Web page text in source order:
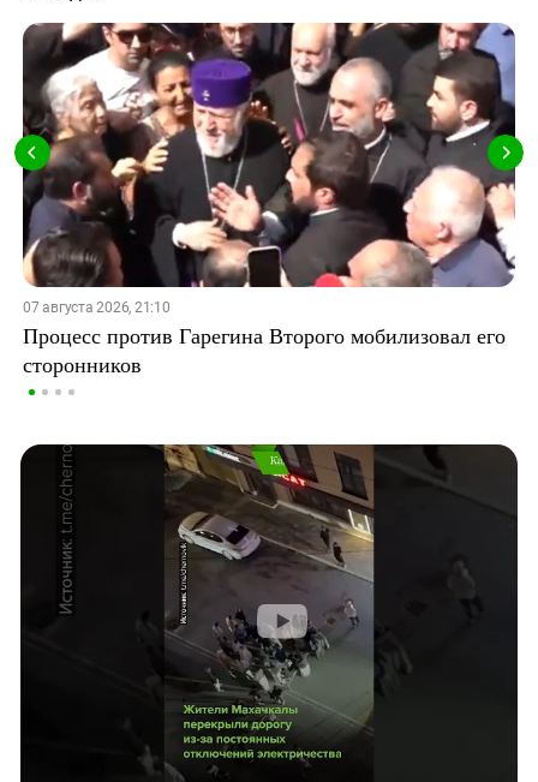
07 августа 2026, 21:10
Процесс против Гарегина Второго мобилизовал его
сторонников